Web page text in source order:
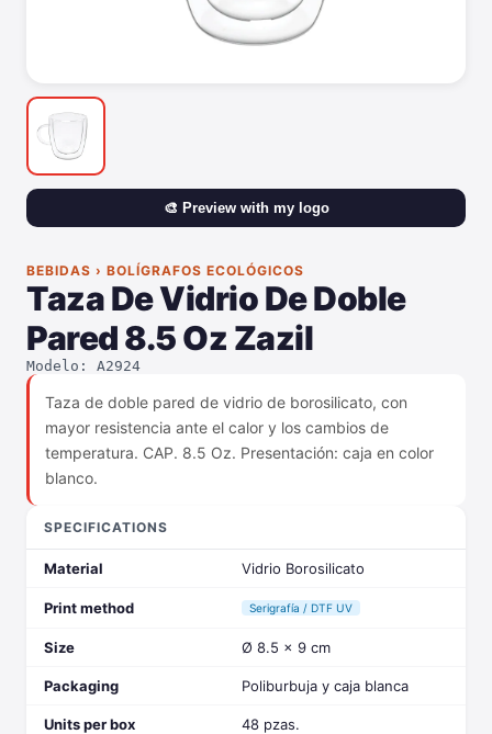
🎨 Preview with my logo
BEBIDAS › BOLÍGRAFOS ECOLÓGICOS
Taza De Vidrio De Doble
Pared 8.5 Oz Zazil
Modelo: A2924
Taza de doble pared de vidrio de borosilicato, con
mayor resistencia ante el calor y los cambios de
temperatura. CAP. 8.5 Oz. Presentación: caja en color
blanco.
SPECIFICATIONS
Material Vidrio Borosilicato
Print method Serigrafía / DTF UV
Size Ø 8.5 x 9 cm
Packaging Poliburbuja y caja blanca
Units per box 48 pzas.